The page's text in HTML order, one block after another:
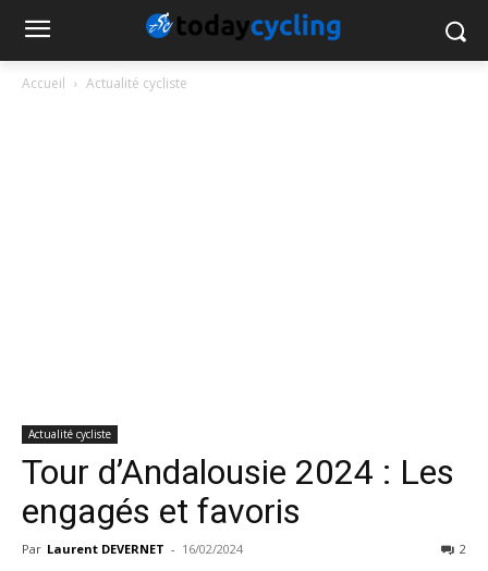
Accueil Actualité cycliste
Actualité cycliste
Tour d’Andalousie 2024 : Les
engagés et favoris
Par Laurent DEVERNET - 16/02/2024 2